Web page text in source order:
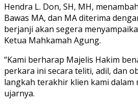
Hendra L. Don, SH, MH,
Bawas MA, dan MA diterima
berjanji akan segera
Ketua Mahkamah Agung.
“Kami berharap Majelis Hakim
perkara ini secara teliti, adil, dan
langkah terakhir klien kami dalam
ujarnya.